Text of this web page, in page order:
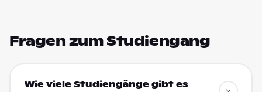
Fragen zum Studiengang
Wie viele Studiengänge gibt es